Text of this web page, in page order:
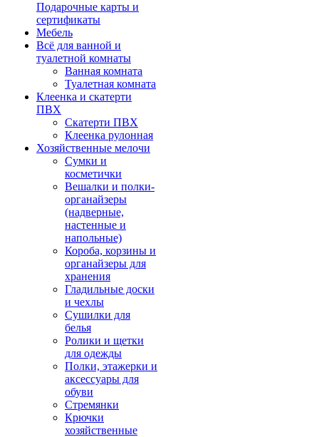
Подарочные карты и
сертификаты
Мебель
Всё для ванной и
туалетной комнаты
Ванная комната
Туалетная комната
Клеенка и скатерти
ПВХ
Скатерти ПВХ
Клеенка рулонная
Хозяйственные мелочи
Сумки и
косметички
Вешалки и полки-
органайзеры
(надверные,
настенные и
напольные)
Короба, корзины и
органайзеры для
хранения
Гладильные доски
и чехлы
Сушилки для
белья
Ролики и щетки
для одежды
Полки, этажерки и
аксессуары для
обуви
Стремянки
Крючки
хозяйственные